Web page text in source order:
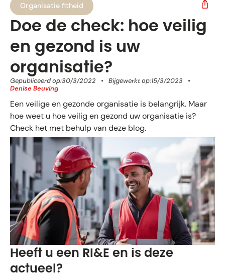
Organisatie fitheid
Doe de check: hoe veilig
en gezond is uw
organisatie?
Gepubliceerd op:30/3/2022 • Bijgewerkt op:15/3/2023
•
Denise Beuving
Een veilige en gezonde organisatie is belangrijk. Maar
hoe weet u hoe veilig en gezond uw organisatie is?
Check het met behulp van deze blog.
Heeft u een RI&E en is deze
actueel?